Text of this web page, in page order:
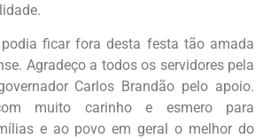
podia ficar fora desta festa tão amada
Agradeço a todos os servidores pela
Carlos Brandão pelo apoio.
muito carinho e esmero para
e ao povo em geral o melhor do